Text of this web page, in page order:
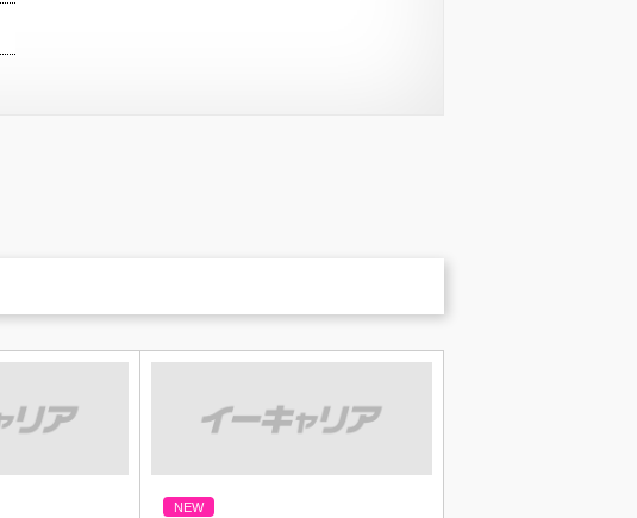
NEW